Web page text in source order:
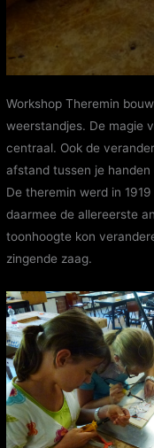
Workshop Theremin
weerstandjes. De magie
centraal. Ook de
afstand tussen je handen
De theremin werd in
daarmee de allereerste
toonhoogte kon
zingende zaag.